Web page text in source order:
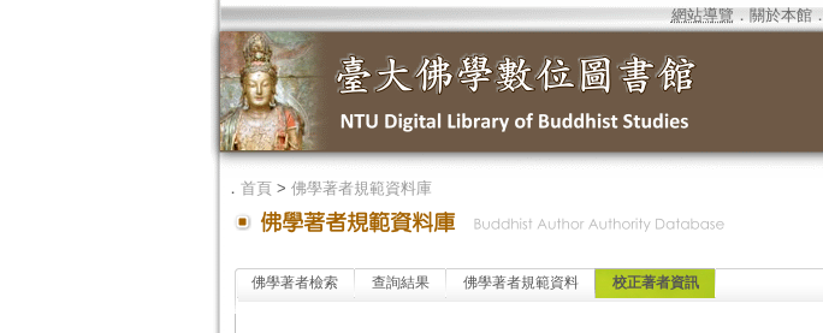
網站導覽 ． 關於本館．
． 首頁> 佛學著者規範資料庫
佛學著者檢索 查詢結果 佛學著者規範資料 校正著者資訊